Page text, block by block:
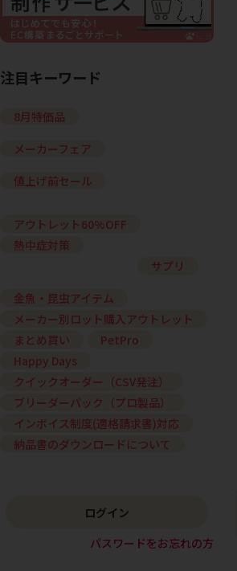
注目キーワード
8月特価品
メーカーフェア
値上げ前セール
アウトレット60%OFF
熱中症対策
サプリ
金魚・昆虫アイテム
メーカー別ロット購入アウトレット
まとめ買い
PetPro
Happy Days
クイックオーダー（CSV発注）
ブリーダーパック（プロ製品）
インボイス制度(適格請求書)対応
納品書のダウンロードについて
ログイン
パスワードをお忘れの方